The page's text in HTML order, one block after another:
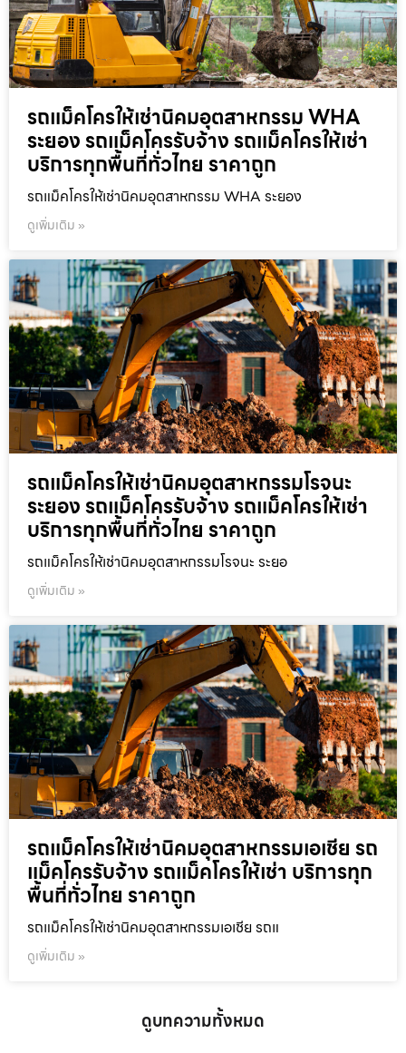
รถแม็คโครให้เช่านิคมอุตสาหกรรม WHA
ระยอง รถแม็คโครรับจ้าง รถแม็คโครให้เช่า
บริการทุกพื้นที่ทั่วไทย ราคาถูก
รถแม็คโครให้เช่านิคมอุตสาหกรรม WHA ระยอง
ดูเพิ่มเติม »
รถแม็คโครให้เช่านิคมอุตสาหกรรมโรจนะ
ระยอง รถแม็คโครรับจ้าง รถแม็คโครให้เช่า
บริการทุกพื้นที่ทั่วไทย ราคาถูก
รถแม็คโครให้เช่านิคมอุตสาหกรรมโรจนะ ระยอ
ดูเพิ่มเติม »
รถแม็คโครให้เช่านิคมอุตสาหกรรมเอเชีย รถ
แม็คโครรับจ้าง รถแม็คโครให้เช่า บริการทุก
พื้นที่ทั่วไทย ราคาถูก
รถแม็คโครให้เช่านิคมอุตสาหกรรมเอเชีย รถแ
ดูเพิ่มเติม »
ดูบทความทั้งหมด